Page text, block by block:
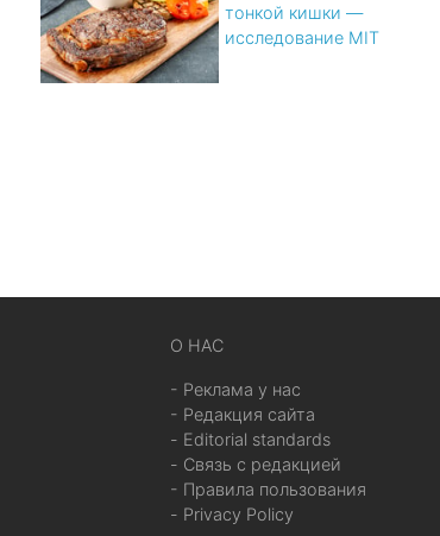
тонкой кишки —
исследование MIT
О НАС
- Реклама у нас
- Редакция сайта
- Editorial standards
- Связь с редакцией
- Правила пользования
- Privacy Policy